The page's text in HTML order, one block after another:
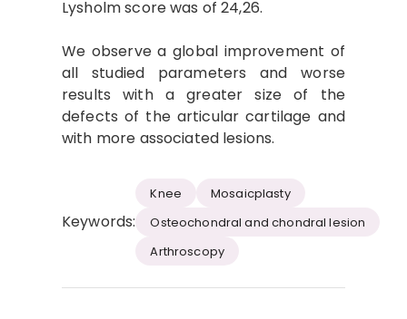
Lysholm score was of 24,26.
We observe a global improvement of
all studied parameters and worse
results with a greater size of the
defects of the articular cartilage and
with more associated lesions.
Keywords:
Knee
Mosaicplasty
Osteochondral and chondral lesion
Arthroscopy